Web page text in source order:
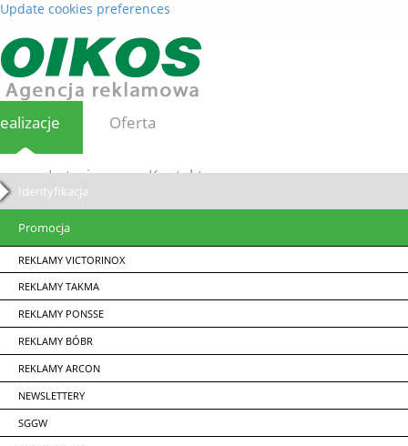
Update cookies preferences
Oferta
Loterie Kontakt
Identyfikacja
Promocja
REKLAMY VICTORINOX
REKLAMY TAKMA
REKLAMY PONSSE
REKLAMY BÓBR
REKLAMY ARCON
NEWSLETTERY
SGGW